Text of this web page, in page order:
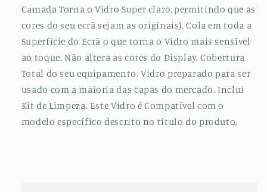
Camada Torna o Vidro Super claro, permitindo que as
cores do seu ecrã sejam as originais). Cola em toda a
Superfície do Ecrã o que torna o Vidro mais sensível
ao toque. Não altera as cores do Display. Cobertura
Total do seu equipamento. Vidro preparado para ser
usado com a maioria das capas do mercado. Inclui
Kit de Limpeza. Este Vidro é Compatível com o
modelo específico descrito no título do produto.